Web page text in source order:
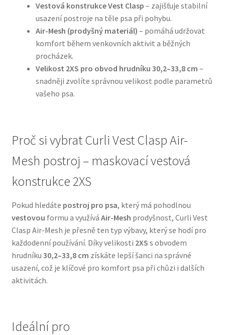
Konzervy a kapsičky pro psy
N&D Farmina pro psy — Italské holistic krmivo
Oblečky pro psy
Pamlsky pro psy
Ortopedické pelíšky
Přepravky pro psy
Royal Canin pro psy
Veterinární dieta pro psy
Vodítka a obojky
Vestová konstrukce Vest Clasp – zajišťuje stabilní
usazení postroje na těle psa při pohybu.
Air-Mesh (prodyšný materiál) – pomáhá udržovat
komfort během venkovních aktivit a běžných
procházek.
Velikost 2XS pro obvod hrudníku 30,2–33,8 cm –
snadněji zvolíte správnou velikost podle parametrů
vašeho psa.
Proč si vybrat Curli Vest Clasp Air-
Mesh postroj – maskovací vestová
konstrukce 2XS
Pokud hledáte postroj pro psa, který má pohodlnou
vestovou formu a využívá Air-Mesh prodyšnost, Curli Vest
Clasp Air-Mesh je přesně ten typ výbavy, který se hodí pro
každodenní používání. Díky velikosti 2XS s obvodem
hrudníku 30,2–33,8 cm získáte lepší šanci na správné
usazení, což je klíčové pro komfort psa při chůzi i dalších
aktivitách.
Ideální pro